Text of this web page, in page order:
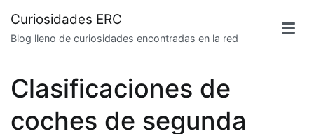
contenido
Curiosidades ERC
Blog lleno de curiosidades encontradas en la red
Clasificaciones de
coches de segunda